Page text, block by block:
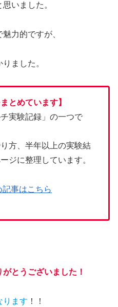
いました。
力的ですが、
ました。
とめています】
実験記録」の一つで
方、半年以上の実験結
ジに整理しています。
事はこちら
とうございました！
ります ！！